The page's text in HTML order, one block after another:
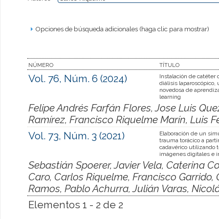
Opciones de búsqueda adicionales (haga clic para mostrar)
NÚMERO TÍTULO
Vol. 76, Núm. 6 (2024)
Instalación de catéter
diálisis laparoscópico,
novedosa de
learning
Felipe Andrés Farfán Flores, Jose Luis
Ramírez, Francisco Riquelme Marín, Luis
Vol. 73, Núm. 3 (2021)
Elaboración de un
trauma torácico a
cadavérico utilizando
imágenes digitales e
Sebastián Spoerer, Javier Vela, Caterina
Caro, Carlos Riquelme, Francisco
Ramos, Pablo Achurra, Julián Varas,
Elementos 1 - 2 de 2